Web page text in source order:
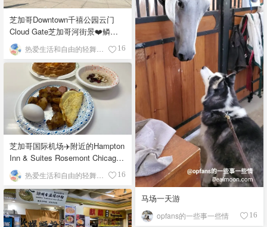
芝加哥Downtown千禧公园云门
Cloud Gate芝加哥河街景❤️鳞次
栉比的高楼
16
马场一天游
opfans的一些事一些情 16
芝加哥国际机场✈️附近的Hampton
Inn & Suites Rosemont Chicago
O'Hare自助早餐
16